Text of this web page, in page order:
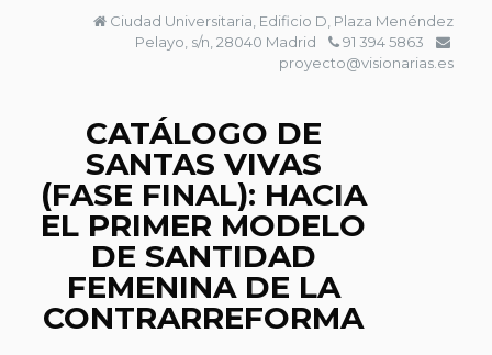
Ciudad Universitaria, Edificio D, Plaza Menéndez
Pelayo, s/n, 28040 Madrid
91 394 5863
proyecto@visionarias.es
CATÁLOGO DE
SANTAS VIVAS
(FASE FINAL): HACIA
EL PRIMER MODELO
DE SANTIDAD
FEMENINA DE LA
CONTRARREFORMA